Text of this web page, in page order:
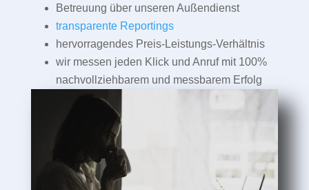
Betreuung über unseren Außendienst
transparente Reportings
hervorragendes Preis-Leistungs-Verhältnis
wir messen jeden Klick und Anruf mit 100%
nachvollziehbarem und messbarem Erfolg